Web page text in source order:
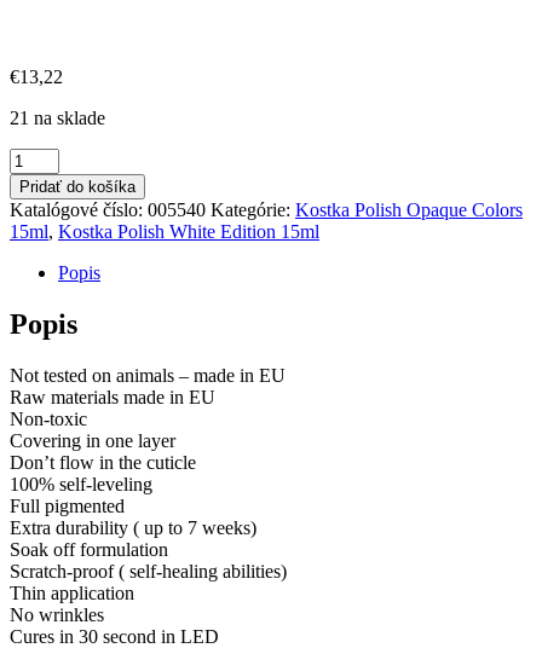
€13,22
21 na sklade
množstvo
Kostka
Polish
Gel
Color
Aqua
15ML
Pridať do košíka
Katalógové číslo: 005540 Kategórie: Kostka Polish Opaque Colors
15ml, Kostka Polish White Edition 15ml
Popis
Popis
Not tested on animals – made in EU
Raw materials made in EU
Non-toxic
Covering in one layer
Don’t flow in the cuticle
100% self-leveling
Full pigmented
Extra durability ( up to 7 weeks)
Soak off formulation
Scratch-proof ( self-healing abilities)
Thin application
No wrinkles
Cures in 30 second in LED